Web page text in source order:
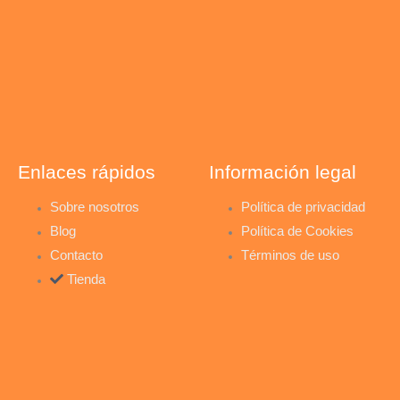
r
i
o
k
-
Enlaces rápidos
Sobre nosotros
Blog
Contacto
Tienda
Información legal
Política de privacidad
Política de Cookies
Términos de uso